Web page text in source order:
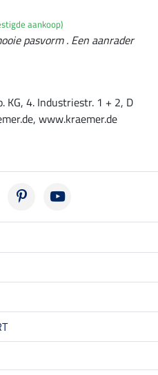
aankoop)
pasvorm . Een aanrader
KG, 4. Industriestr. 1 + 2, D
www.kraemer.de